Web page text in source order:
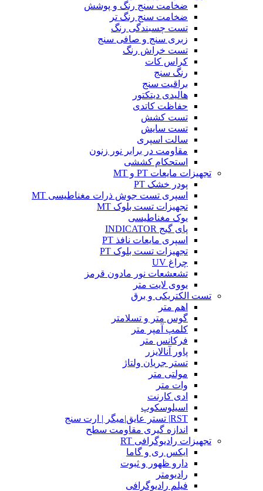
ضخامت سنج رنگ و پوشش
ضخامت سنج رنگ تر
تست چسبندگی رنگ
زبری سنج و صافی سنج
تست خراش رنگ
کراس کات
رنگ سنج
براقیت سنج
هالیدی دیتکتور
حفاظت کاتدی
تست کشش
تست سایش
سالت اسپری
مقاومت در برابر نور زنون
استحکام کششی
تجهیزات مایعات PT و MT
پودر خشک PT
اسپری تست جوش ذرات مغناطیسی MT
تجهیزات تست بلوک MT
یوک مغناطیسی
پای گیج INDICATOR
اسپری مایعات نافذ PT
تجهیزات تست بلوک PT
چراغ UV
تشعشعات نور مادون قرمز
یووی لایت متر
تست الکتریکی و برق
اهم متر
گوس متر و تسلامتر
کلمپ آمپر متر
فرکانس متر
پاور آنالایزر
تستر جریان ولتاژ
مولتی متر
وات متر
ادی کارنت
اسیلوسکوپ
RST| تستر عایق|میگر | ارت سنج
اندازه گیری مقاومت سطح
تجهیزات رادیوگرافی RT
ایکس ری و گاما
دارو ظهور و ثبوت
رادیومتر
فیلم رادیوگرافی